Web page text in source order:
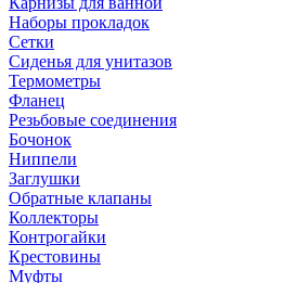
Наборы прокладок
Сетки
Сиденья для унитазов
Термометры
Фланец
Резьбовые соединения
Бочонок
Ниппели
Заглушки
Обратные клапаны
Коллекторы
Контрогайки
Крестовины
Муфты